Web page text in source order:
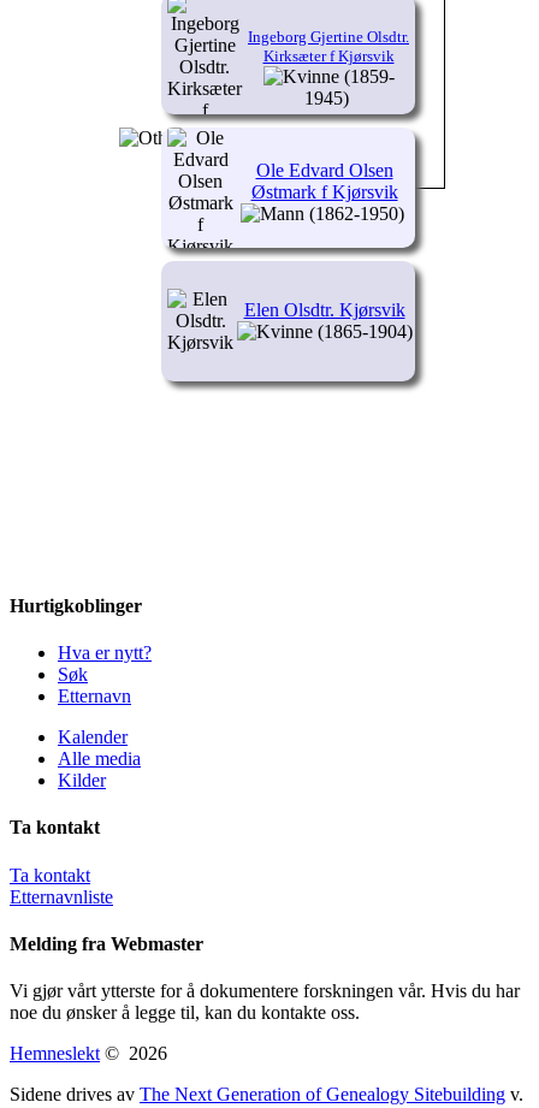
Ingeborg Gjertine Olsdtr.
Kirksæter f Kjørsvik
(1859-
1945)
Elen Olsdtr. Kjørsvik
(1865-1904)
Ole Edvard Olsen
Østmark f Kjørsvik
(1862-1950)
Hurtigkoblinger
Hva er nytt?
Søk
Etternavn
Kalender
Alle media
Kilder
Ta kontakt
Ta kontakt
Etternavnliste
Melding fra Webmaster
Vi gjør vårt ytterste for å dokumentere forskningen vår. Hvis du har
noe du ønsker å legge til, kan du kontakte oss.
Hemneslekt © 2026
Sidene drives av The Next Generation of Genealogy Sitebuilding v.